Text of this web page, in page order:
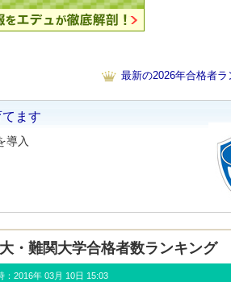
最新の2026年合格者ラ
ます
導入
・難関大学合格者数ランキング
：2016年 03月 10日 15:03